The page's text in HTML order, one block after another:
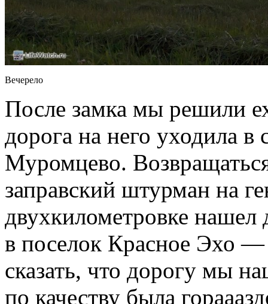
Вечерело
После замка мы решили
дорога на него уходила в
Муромцево.
заправский штурман на
двухкилометровке
в поселок Красное Эхо
сказать, что дорогу мы
по качеству была